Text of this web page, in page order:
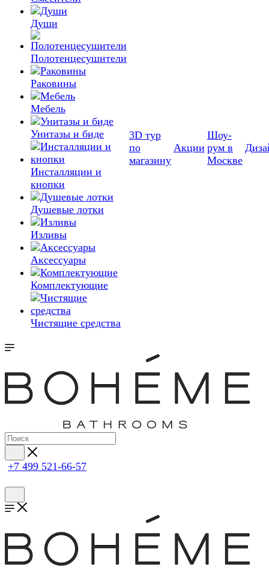
Души
Полотенцесушители
Раковины
Мебель
Унитазы и биде
Инсталляции и
кнопки
Душевые лотки
Изливы
Аксессуары
Комплектующие
Чистящие средства
3D тур
по
магазину
Акции
Шоу-
рум в
Москве
+7 499 521-66-57